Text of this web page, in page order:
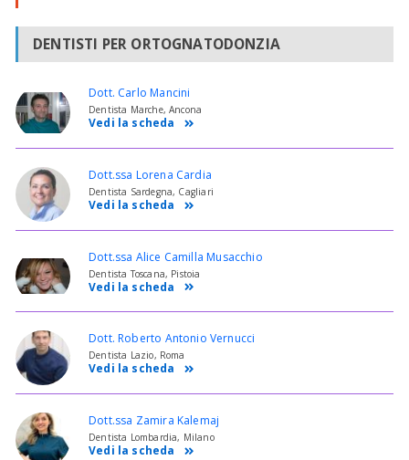
DENTISTI PER ORTOGNATODONZIA
Dott. Carlo Mancini
Dentista Marche, Ancona
Vedi la scheda
Dott.ssa Lorena Cardia
Dentista Sardegna, Cagliari
Vedi la scheda
Dott.ssa Alice Camilla Musacchio
Dentista Toscana, Pistoia
Vedi la scheda
Dott. Roberto Antonio Vernucci
Dentista Lazio, Roma
Vedi la scheda
Dott.ssa Zamira Kalemaj
Dentista Lombardia, Milano
Vedi la scheda